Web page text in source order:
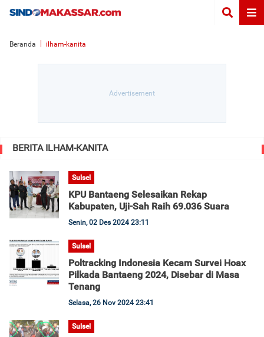
Beranda ilham-kanita
BERITA ILHAM-KANITA
Sulsel
KPU Bantaeng Selesaikan Rekap
Kabupaten, Uji-Sah Raih 69.036 Suara
Senin, 02 Des 2024 23:11
Sulsel
Poltracking Indonesia Kecam Survei Hoax
Pilkada Bantaeng 2024, Disebar di Masa
Tenang
Selasa, 26 Nov 2024 23:41
Sulsel